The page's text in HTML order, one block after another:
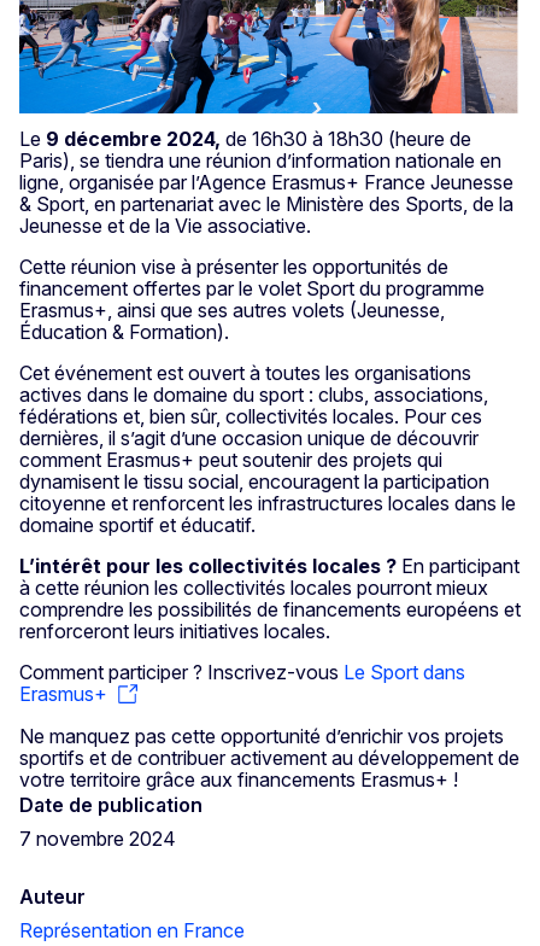
Le 9 décembre 2024, de 16h30 à 18h30 (heure de
Paris), se tiendra une réunion d’information nationale en
ligne, organisée par l’Agence Erasmus+ France Jeunesse
& Sport, en partenariat avec le Ministère des Sports, de la
Jeunesse et de la Vie associative.
Cette réunion vise à présenter les opportunités de
financement offertes par le volet Sport du programme
Erasmus+, ainsi que ses autres volets (Jeunesse,
Éducation & Formation).
Cet événement est ouvert à toutes les organisations
actives dans le domaine du sport : clubs, associations,
fédérations et, bien sûr, collectivités locales. Pour ces
dernières, il s’agit d’une occasion unique de découvrir
comment Erasmus+ peut soutenir des projets qui
dynamisent le tissu social, encouragent la participation
citoyenne et renforcent les infrastructures locales dans le
domaine sportif et éducatif.
L’intérêt pour les collectivités locales ? En participant
à cette réunion les collectivités locales pourront mieux
comprendre les possibilités de financements européens et
renforceront leurs initiatives locales.
Comment participer ? Inscrivez-vous Le Sport dans
Erasmus+
Ne manquez pas cette opportunité d’enrichir vos projets
sportifs et de contribuer activement au développement de
votre territoire grâce aux financements Erasmus+ !
Date de publication
7 novembre 2024
Auteur
Représentation en France